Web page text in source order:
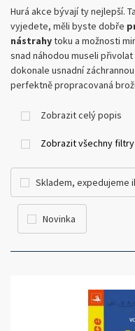
Hurá akce bývají ty nejlepší.
vyjedete, měli byste dobře
nástrahytoku a možnosti
snad náhodou museli
dokonale usnadní
perfektně propracovaná
Zobrazit celý popis
Zobrazit všechny filtry
Skladem, expedujeme
Novinka